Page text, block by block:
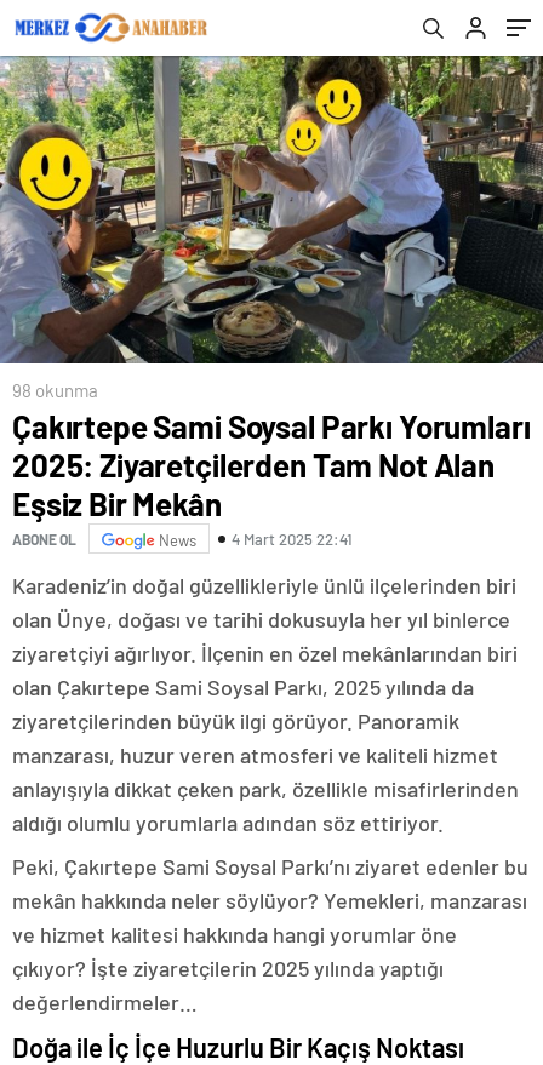
Mekân
98 okunma
Çakırtepe Sami Soysal Parkı Yorumları
2025: Ziyaretçilerden Tam Not Alan
Eşsiz Bir Mekân
ABONE OL News 4 Mart 2025 22:41
Karadeniz’in doğal güzellikleriyle ünlü ilçelerinden biri
olan Ünye, doğası ve tarihi dokusuyla her yıl binlerce
ziyaretçiyi ağırlıyor. İlçenin en özel mekânlarından biri
olan Çakırtepe Sami Soysal Parkı, 2025 yılında da
ziyaretçilerinden büyük ilgi görüyor. Panoramik
manzarası, huzur veren atmosferi ve kaliteli hizmet
anlayışıyla dikkat çeken park, özellikle misafirlerinden
aldığı olumlu yorumlarla adından söz ettiriyor.
Peki, Çakırtepe Sami Soysal Parkı’nı ziyaret edenler bu
mekân hakkında neler söylüyor? Yemekleri, manzarası
ve hizmet kalitesi hakkında hangi yorumlar öne
çıkıyor? İşte ziyaretçilerin 2025 yılında yaptığı
değerlendirmeler…
Doğa ile İç İçe Huzurlu Bir Kaçış Noktası